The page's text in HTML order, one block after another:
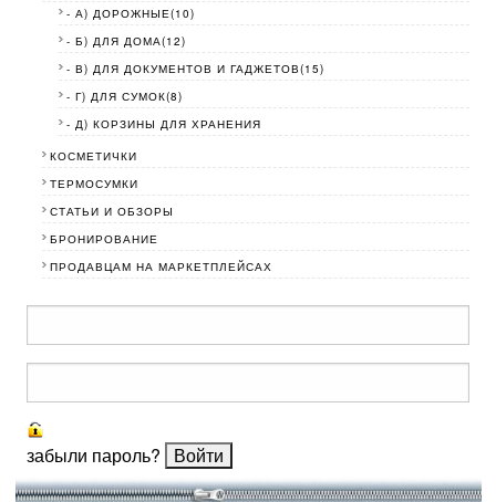
- А) ДОРОЖНЫЕ(10)
- Б) ДЛЯ ДОМА(12)
- В) ДЛЯ ДОКУМЕНТОВ И ГАДЖЕТОВ(15)
- Г) ДЛЯ СУМОК(8)
- Д) КОРЗИНЫ ДЛЯ ХРАНЕНИЯ
КОСМЕТИЧКИ
ТЕРМОСУМКИ
СТАТЬИ И ОБЗОРЫ
БРОНИРОВАНИЕ
ПРОДАВЦАМ НА МАРКЕТПЛЕЙСАХ
забыли пароль?